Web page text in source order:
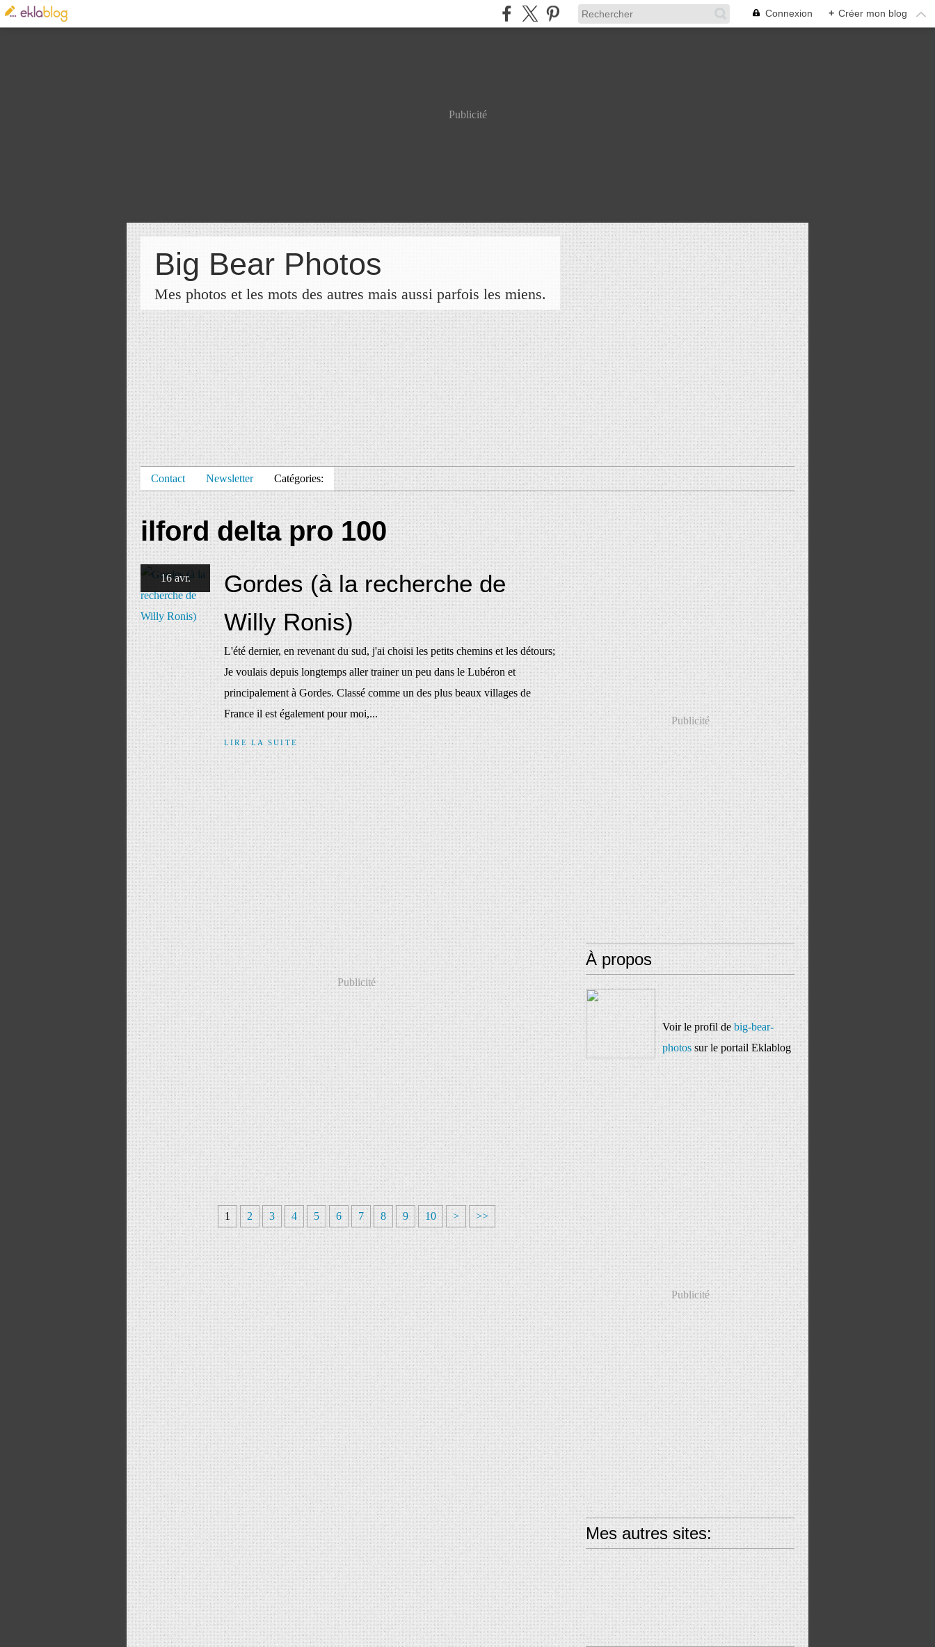
Connexion + Créer mon blog
Publicité
Big Bear Photos
Mes photos et les mots des autres mais aussi parfois les miens.
Contact Newsletter Catégories:
ilford delta pro 100
16 avr.
Gordes (à la recherche de
Willy Ronis)
L'été dernier, en revenant du sud, j'ai choisi les petits chemins et les détours;
Je voulais depuis longtemps aller trainer un peu dans le Lubéron et
principalement à Gordes. Classé comme un des plus beaux villages de
France il est également pour moi,...
LIRE LA SUITE
Publicité
1 2 3 4 5 6 7 8 9 10 > >>
Publicité
À propos
Voir le profil debig-bear-
photossur le portail Eklablog
Publicité
Mes autres sites: